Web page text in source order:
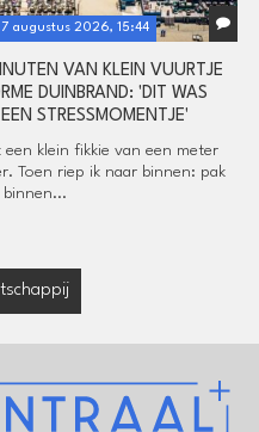
augustus 2026, 15:44
VAN KLEIN VUURTJE
DUINBRAND: 'DIT WAS
STRESSMOMENTJE'
een klein fikkie van een meter
Toen riep ik naar binnen: pak
binnen...